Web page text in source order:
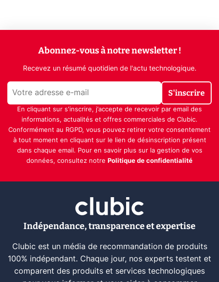
Abonnez-vous à notre newsletter !
Recevez un résumé quotidien de l'actu technologique.
S'inscrire
En cliquant sur s'inscrire, j’accepte de recevoir par email des
informations, actualités et offres commerciales de Clubic.
Conformément au RGPD, vous pouvez retirer votre consentement
à tout moment en cliquant sur le lien de désinscription présent
dans chaque email. Pour en savoir plus sur la gestion de vos
données, consultez notre Politique de confidentialité
Indépendance, transparence et expertise
Clubic est un média de recommandation de produits
100% indépendant. Chaque jour, nos experts testent et
comparent des produits et services technologiques